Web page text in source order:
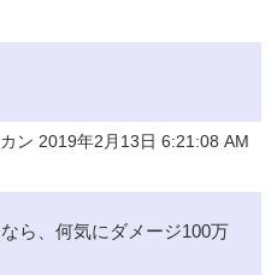
ン 2019年2月13日 6:21:08 AM
ら、何気にダメージ100万